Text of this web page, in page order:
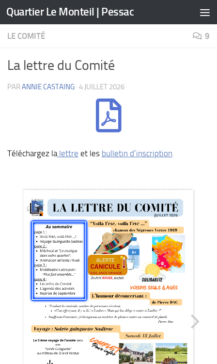
Skip to content
Quartier Le Monteil | Pessac
LE COMITÉ 9
La lettre du Comité
PARANNIE CASTAING · 4 JUILLET 2026
Téléchargez lalettre et les bulletin d’inscription